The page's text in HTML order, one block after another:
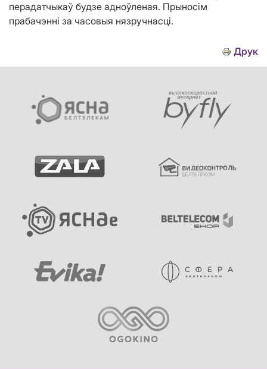
перадатчыкаў будзе адноўленая. Прыносім
прабачэнні за часовыя нязручнасці.
Друк